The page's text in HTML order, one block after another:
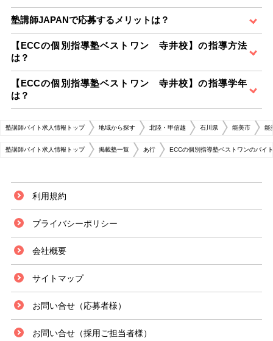
塾講師JAPANで応募するメリットは？
【ECCの個別指導塾ベストワン 寺井校】の指導方法
は？
【ECCの個別指導塾ベストワン 寺井校】の指導学年
は？
塾講師バイト求人情報トップ 地域から探す 北陸・甲信越 石川県 能美市 能
塾講師バイト求人情報トップ 掲載塾一覧 あ行 ECCの個別指導塾ベストワンのバイ
利用規約
プライバシーポリシー
会社概要
サイトマップ
お問い合せ（応募者様）
お問い合せ（採用ご担当者様）